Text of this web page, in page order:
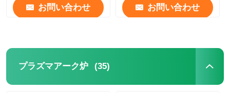
お問い合わせ お問い合わせ
プラズマアーク炉 (35)